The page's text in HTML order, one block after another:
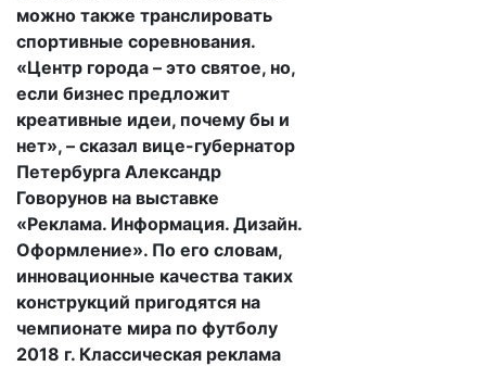
можно также транслировать
спортивные соревнования.
«Центр города – это святое, но,
если бизнес предложит
креативные идеи, почему бы и
нет», – сказал вице-губернатор
Петербурга Александр
Говорунов на выставке
«Реклама. Информация. Дизайн.
Оформление». По его словам,
инновационные качества таких
конструкций пригодятся на
чемпионате мира по футболу
2018 г. Классическая реклама